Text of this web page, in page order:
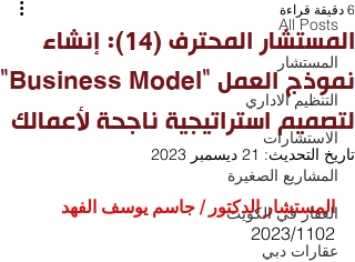
All Posts
المستشار
التنظيم الاداري
الاستشارات
المشاريع الصغيرة
العقار في الكويت
عقارات دبي
المستشار المحترف (14): إنشاء
نموذج العمل "Business Model"
لتصميم استراتيجية ناجحة لأعمالك
6 دقيقة قراءة
تاريخ التحديث: 21 ديسمبر 2023
المستشار الدكتور / جاسم يوسف الفهد
02‏11‏/2023